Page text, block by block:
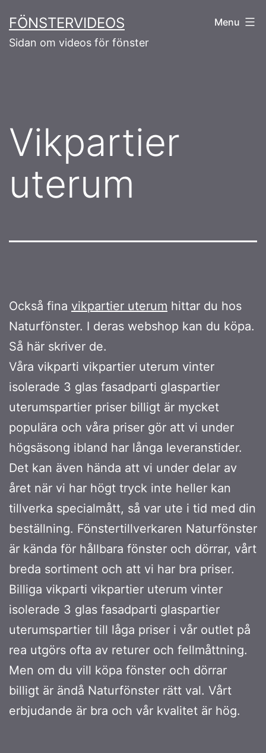
to
content
FÖNSTERVIDEOS
Sidan om videos för fönster
Menu
Vikpartier
uterum
Också fina vikpartier uterum hittar du hos
Naturfönster. I deras webshop kan du köpa.
Så här skriver de.
Våra vikparti vikpartier uterum vinter
isolerade 3 glas fasadparti glaspartier
uterumspartier priser billigt är mycket
populära och våra priser gör att vi under
högsäsong ibland har långa leveranstider.
Det kan även hända att vi under delar av
året när vi har högt tryck inte heller kan
tillverka specialmått, så var ute i tid med din
beställning. Fönstertillverkaren Naturfönster
är kända för hållbara fönster och dörrar, vårt
breda sortiment och att vi har bra priser.
Billiga vikparti vikpartier uterum vinter
isolerade 3 glas fasadparti glaspartier
uterumspartier till låga priser i vår outlet på
rea utgörs ofta av returer och fellmåttning.
Men om du vill köpa fönster och dörrar
billigt är ändå Naturfönster rätt val. Vårt
erbjudande är bra och vår kvalitet är hög.